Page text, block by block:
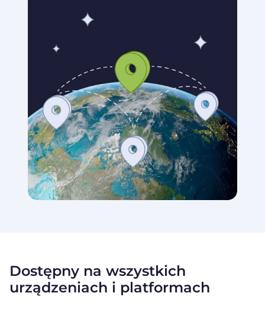
Dostępny na wszystkich
urządzeniach i platformach